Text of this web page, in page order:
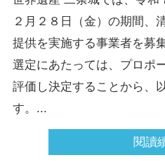
２月２８日（金）の期間、
提供を実施する事業者を募
選定にあたっては、プロポ
評価し決定することから、
す。...
閱讀